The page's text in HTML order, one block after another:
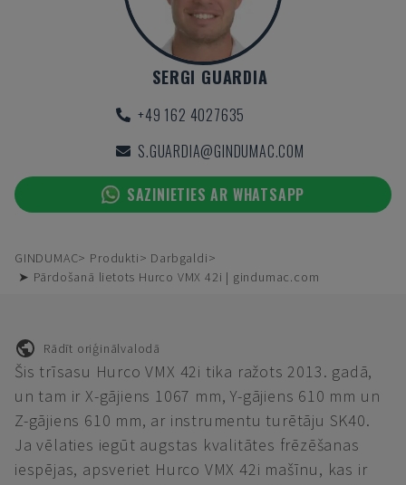
SERGI GUARDIA
+49 162 4027635
S.GUARDIA@GINDUMAC.COM
SAZINIETIES AR WHATSAPP
GINDUMAC Produkti
Darbgaldi
➤ Pārdošanā lietots Hurco VMX 42i | gindumac.com
Rādīt oriģinālvalodā
Šis trīsasu Hurco VMX 42i tika ražots 2013. gadā,
un tam ir X-gājiens 1067 mm, Y-gājiens 610 mm un
Z-gājiens 610 mm, ar instrumentu turētāju SK40.
Ja vēlaties iegūt augstas kvalitātes frēzēšanas
iespējas, apsveriet Hurco VMX 42i mašīnu, kas ir